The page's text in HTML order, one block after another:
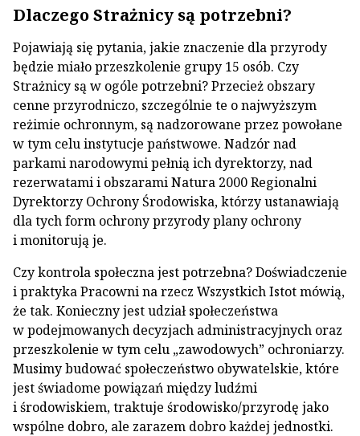
Dlaczego Strażnicy są potrzebni?
Pojawiają się pytania, jakie znaczenie dla przyrody
będzie miało przeszkolenie grupy 15 osób. Czy
Strażnicy są w ogóle potrzebni? Przecież obszary
cenne przyrodniczo, szczególnie te o najwyższym
reżimie ochronnym, są nadzorowane przez powołane
w tym celu instytucje państwowe. Nadzór nad
parkami narodowymi pełnią ich dyrektorzy, nad
rezerwatami i obszarami Natura 2000 Regionalni
Dyrektorzy Ochrony Środowiska, którzy ustanawiają
dla tych form ochrony przyrody plany ochrony
i monitorują je.
Czy kontrola społeczna jest potrzebna? Doświadczenie
i praktyka Pracowni na rzecz Wszystkich Istot mówią,
że tak. Konieczny jest udział społeczeństwa
w podejmowanych decyzjach administracyjnych oraz
przeszkolenie w tym celu „zawodowych” ochroniarzy.
Musimy budować społeczeństwo obywatelskie, które
jest świadome powiązań między ludźmi
i środowiskiem, traktuje środowisko/przyrodę jako
wspólne dobro, ale zarazem dobro każdej jednostki.